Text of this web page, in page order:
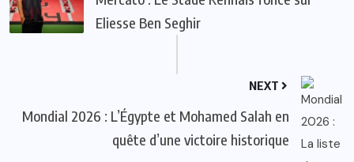
Eliesse Ben Seghir
NEXT
Mondial 2026 : L’Égypte et Mohamed Salah en
quête d’une victoire historique